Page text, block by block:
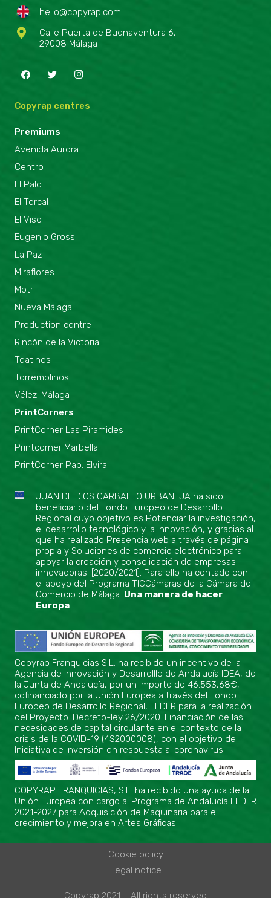
hello@copyrap.com
Calle Puerta de Buenaventura 6,
29008 Málaga
Copyrap centres
Premiums
Avenida Aurora
Centro
El Palo
El Torcal
El Viso
Eugenio Gross
La Paz
Miraflores
Motril
Nueva Málaga
Production centre
Rincón de la Victoria
Teatinos
Torremolinos
Vélez-Málaga
PrintCorners
PrintCorner Las Piramides
Printcorner Marbella
PrintCorner Pap. Elvira
JUAN DE DIOS CARBALLO URBANEJA ha sido
beneficiario del Fondo Europeo de Desarrollo
Regional cuyo objetivo es Potenciar la investigación,
el desarrollo tecnológico y la innovación, y gracias al
que ha realizado Presencia web a través de página
propia y Soluciones de comercio electrónico para
apoyar la creación y consolidación de empresas
innovadoras. [2020/2021]. Para ello ha contado con
el apoyo del Programa TICCámaras de la Cámara de
Comercio de Málaga. Una manera de hacer
Europa
Copyrap Franquicias S.L. ha recibido un incentivo de la
Agencia de Innovación y Desarrolllo de Andalucía IDEA, de
la Junta de Andalucía, por un importe de 46.553,68€,
cofinanciado por la Unión Europea a través del Fondo
Europeo de Desarrollo Regional, FEDER para la realización
del Proyecto: Decreto-ley 26/2020: Financiación de las
necesidades de capital circulante en el contexto de la
crisis de la COVID-19 (4S2000008), con el objetivo de:
Iniciativa de inversión en respuesta al coronavirus.
COPYRAP FRANQUICIAS, S.L. ha recibido una ayuda de la
Unión Europea con cargo al Programa de Andalucía FEDER
2021-2027 para Adquisición de Maquinaria para el
crecimiento y mejora en Artes Gráficas.
Cookie policy
Legal notice
Copyrap 2021 – All rights reserved